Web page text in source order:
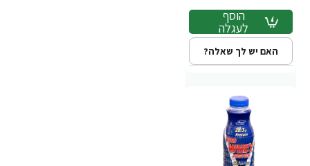
הוסף
לעגלה
האם יש לך שאלה?